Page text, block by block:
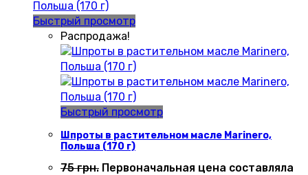
Быстрый просмотр
Распродажа!
Быстрый просмотр
Шпроты в растительном масле Marinero,
Польша (170 г)
75грн. Первоначальная цена составляла